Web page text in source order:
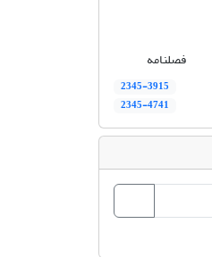
فصلنامه
2345-3915
2345-4741